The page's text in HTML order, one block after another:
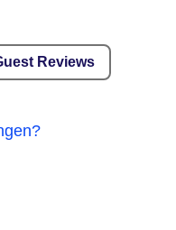
Reviews